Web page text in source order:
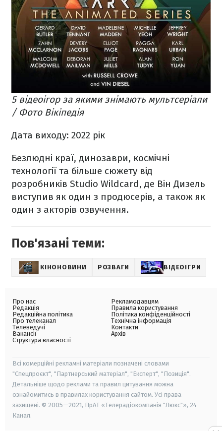
5 відеоігор за якими знімають мультсеріали
/ Фото Вікіпедія
Дата виходу: 2022 рік
Безлюдні краї, динозаври, космічні
технології та більше сюжету від
розробників Studio Wildcard, де Він Дизель
виступив як один з продюсерів, а також як
один з акторів озвучення.
Пов'язані теми:
КІНОНОВИНИ РОЗВАГИ ВІДЕОІГРИ
Про нас
Редакція
Редакційна політика
Про телеканал
Телеведучі
Вакансії
Структура власності
Рекламодавцям
Правила користування
Політика конфіденційності
Технічна інформація
Контакти
Архів
Всі комерційні рекламні матеріали позначені словами
"Спецпроєкт", "Партнерський матеріал", "Експерт", "Позиція".
Детальніше щодо реклами та правил цитування можна
ознайомитись в правилах користування сайтом. Усі права
захищені. © 2005—2021, ПрАТ «Телерадіокомпанія "Люкс"», 24
Канал.